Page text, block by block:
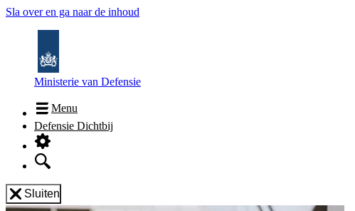
Sla over en ga naar de inhoud
Ministerie van Defensie
Menu
Defensie Dichtbij
Sluiten